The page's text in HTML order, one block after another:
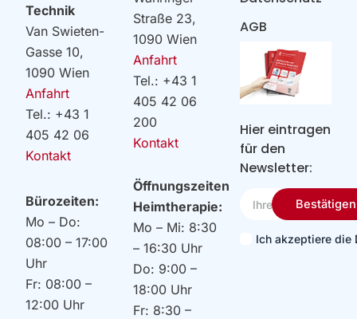
Technik
Van Swieten-
Gasse 10,
1090 Wien
Anfahrt
Tel.: +43 1
405 42 06
Kontakt
Bürozeiten:
Mo – Do:
08:00 – 17:00
Uhr
Fr: 08:00 –
12:00 Uhr
Straße 23,
1090 Wien
Anfahrt
Tel.: +43 1
405 42 06
200
Kontakt
Öffnungszeiten
Heimtherapie:
Mo – Mi: 8:30
– 16:30 Uhr
Do: 9:00 –
18:00 Uhr
Fr: 8:30 –
Hier eintragen
für den
Newsletter:
Email
Ich akzeptiere die
Bestätigen
AGB